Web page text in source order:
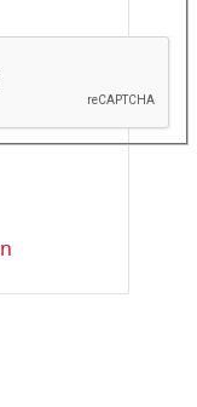
dat u